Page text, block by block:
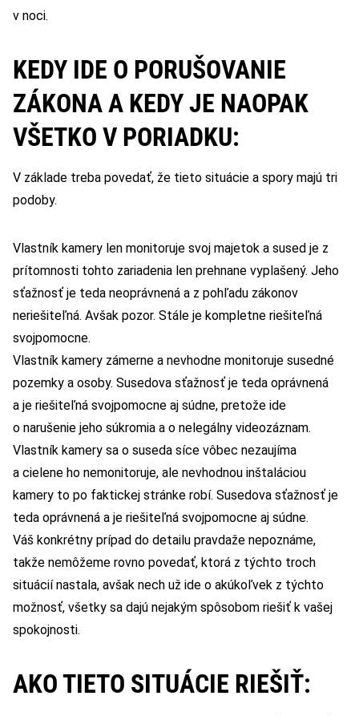
v noci.
KEDY IDE O PORUŠOVANIE
ZÁKONA A KEDY JE NAOPAK
VŠETKO V PORIADKU:
V základe treba povedať, že tieto situácie a spory majú tri
podoby.
Vlastník kamery len monitoruje svoj majetok a sused je z
prítomnosti tohto zariadenia len prehnane vyplašený. Jeho
sťažnosť je teda neoprávnená a z pohľadu zákonov
neriešiteľná. Avšak pozor. Stále je kompletne riešiteľná
svojpomocne.
Vlastník kamery zámerne a nevhodne monitoruje susedné
pozemky a osoby. Susedova sťažnosť je teda oprávnená
a je riešiteľná svojpomocne aj súdne, pretože ide
o narušenie jeho súkromia a o nelegálny videozáznam.
Vlastník kamery sa o suseda síce vôbec nezaujíma
a cielene ho nemonitoruje, ale nevhodnou inštaláciou
kamery to po faktickej stránke robí. Susedova sťažnosť je
teda oprávnená a je riešiteľná svojpomocne aj súdne.
Váš konkrétny prípad do detailu pravdaže nepoznáme,
takže nemôžeme rovno povedať, ktorá z týchto troch
situácií nastala, avšak nech už ide o akúkoľvek z týchto
možnosť, všetky sa dajú nejakým spôsobom riešiť k vašej
spokojnosti.
AKO TIETO SITUÁCIE RIEŠIŤ: